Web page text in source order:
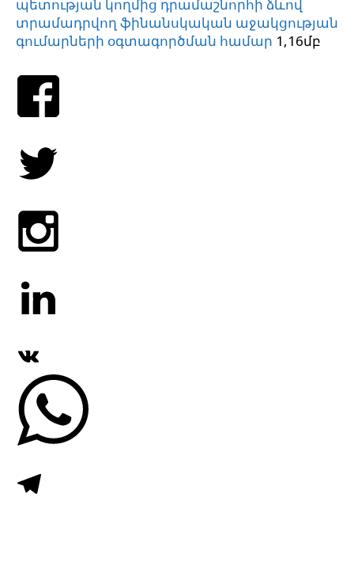
պետության կողմից դրամաշնորհի ձևով
տրամադրվող ֆինանսկական աջակցության
գումարների օգտագործման համար 1,16մբ